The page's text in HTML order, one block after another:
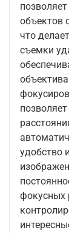
объектов
что
съемки
расстояния. Внутренняя
удобство
фокусных
интересные